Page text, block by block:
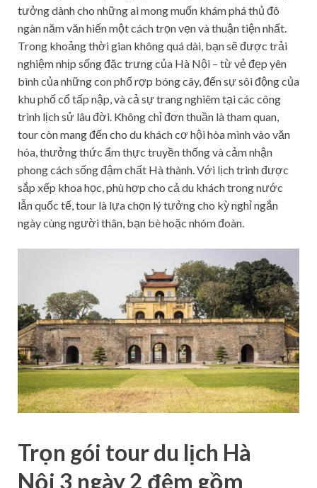
tưởng dành cho những ai mong muốn khám phá thủ đô
ngàn năm văn hiến một cách trọn vẹn và thuận tiện nhất.
Trong khoảng thời gian không quá dài, bạn sẽ được trải
nghiệm nhịp sống đặc trưng của Hà Nội – từ vẻ đẹp yên
bình của những con phố rợp bóng cây, đến sự sôi động của
khu phố cổ tấp nập, và cả sự trang nghiêm tại các công
trình lịch sử lâu đời. Không chỉ đơn thuần là tham quan,
tour còn mang đến cho du khách cơ hội hòa mình vào văn
hóa, thưởng thức ẩm thực truyền thống và cảm nhận
phong cách sống đậm chất Hà thành. Với lịch trình được
sắp xếp khoa học, phù hợp cho cả du khách trong nước
lẫn quốc tế, tour là lựa chọn lý tưởng cho kỳ nghỉ ngắn
ngày cùng người thân, bạn bè hoặc nhóm đoàn.
Trọn gói tour du lịch Hà
Nội 3 ngày 2 đêm gồm